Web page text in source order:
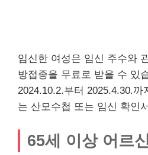
임신한 여성은 임신 주수와
방접종을 무료로 받을 수 있
2024.10.2.부터 2025.4.30.
는 산모수첩 또는 임신 확인
65세 이상 어르